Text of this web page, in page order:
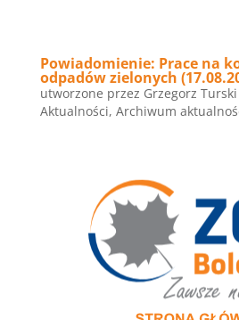
Powiadomienie: Prace na
odpadów zielonych
utworzone przez Grzegorz Turski
Aktualności, Archiwum